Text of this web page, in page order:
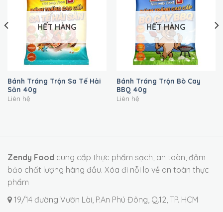
HẾT HÀNG
Bánh Tráng Trộn Sa Tế Hải
Sản 40g
Liên hệ
HẾT HÀNG
Bánh Tráng Trộn Bò Cay
BBQ 40g
Liên hệ
Zendy Food cung cấp thực phẩm sạch, an toàn, đảm
bảo chất lượng hàng đầu. Xóa đi nỗi lo về an toàn thực
phẩm
19/14 đường Vườn Lài, P.An Phú Đông, Q.12, TP. HCM